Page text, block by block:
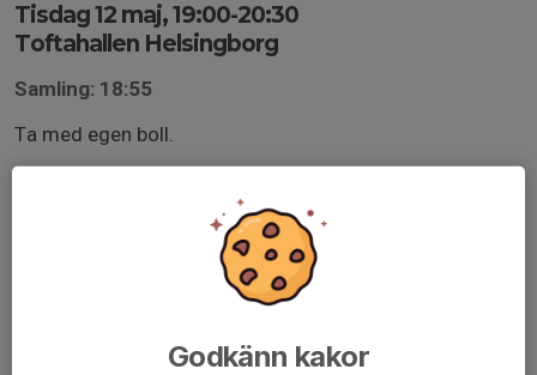
Tisdag 12 maj, 19:00-20:30
Toftahallen Helsingborg
Samling: 18:55
Ta med egen boll.
Godkänn kakor